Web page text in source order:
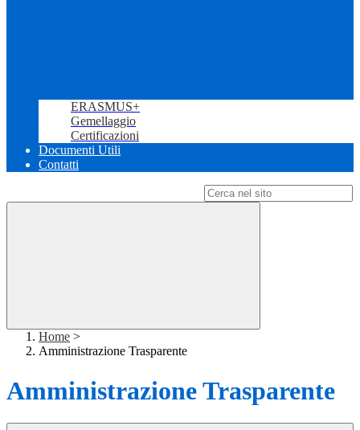
ERASMUS+
Gemellaggio
Certificazioni
Documenti Utili
Contatti
Home >
Amministrazione Trasparente
Amministrazione Trasparente